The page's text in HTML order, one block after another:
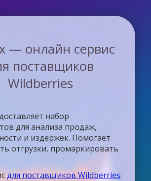
— онлайн сервис
поставщиков
Wildberries
набор
для анализа продаж,
и издержек. Помогает
отгрузки, промаркировать
для поставщиков Wildberries: